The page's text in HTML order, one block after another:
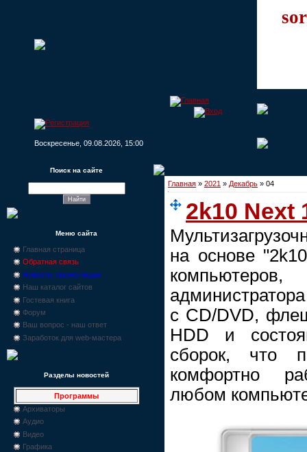
Воскресенье, 09.08.2026, 15:00
Поиск на сайте
Меню сайта
Главная страница
Обратная связь
Новости, промо-акции
Наш каталог сайтов
Гостевая книга
Форум
Ваш вопрос - наш ответ
Заработок для web-мастера
Разделы новостей
Программы
Архиваторы
Аудио
Видео
Графика
Главная » 2021 » Декабрь » 04
2k10 Next
на основе
c CD/DVD,
HDD и
сборок, что
комфортно
любом